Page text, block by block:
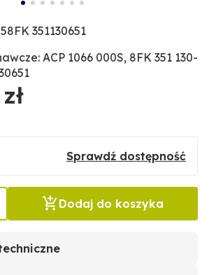
351130651
ACP 1066 000S, 8FK 351 130-
Sprawdź dostępność
Dodaj do koszyka